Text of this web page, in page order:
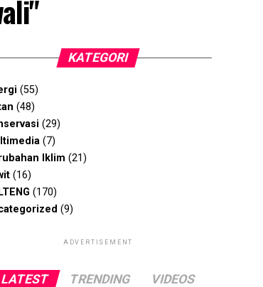
KATEGORI
(55)
(48)
(29)
(7)
Iklim (21)
(16)
(170)
(9)
ADVERTISEMENT
LATEST TRENDING VIDEOS